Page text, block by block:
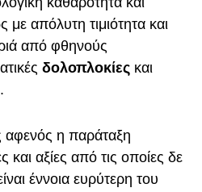
με απόλυτη τιμιότητα και
από φθηνούς
δολοπλοκίες και
.
η παράταξη
και αξίες από τις οποίες δε
έννοια ευρύτερη του